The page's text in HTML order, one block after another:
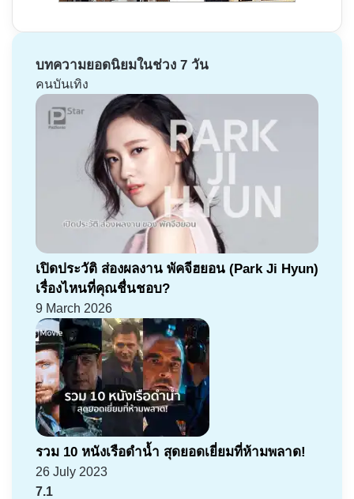
บทความยอดนิยมในช่วง 7 วัน
คนบันเทิง
เปิดประวัติ ส่องผลงาน พัคจีฮยอน (Park Ji Hyun)
เรื่องไหนที่คุณชื่นชอบ?
9 March 2026
รวม 10 หนังเรือดำน้ำ สุดยอดเยี่ยมที่ห้ามพลาด!
26 July 2023
7.1